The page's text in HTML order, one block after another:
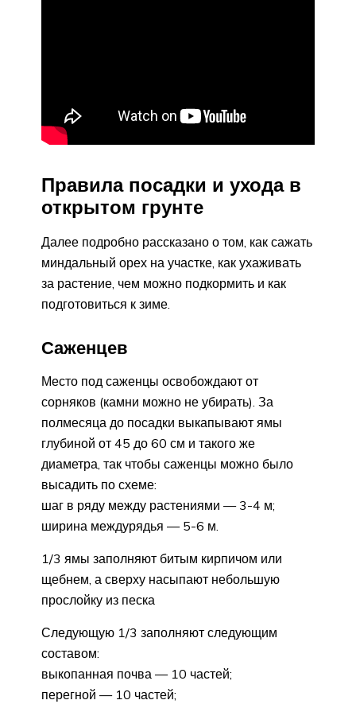
Правила посадки и ухода в
открытом грунте
Далее подробно рассказано о том, как сажать
миндальный орех на участке, как ухаживать
за растение, чем можно подкормить и как
подготовиться к зиме.
Саженцев
Место под саженцы освобождают от
сорняков (камни можно не убирать). За
полмесяца до посадки выкапывают ямы
глубиной от 45 до 60 см и такого же
диаметра, так чтобы саженцы можно было
высадить по схеме:
шаг в ряду между растениями — 3-4 м;
ширина междурядья — 5-6 м.
1/3 ямы заполняют битым кирпичом или
щебнем, а сверху насыпают небольшую
прослойку из песка
Следующую 1/3 заполняют следующим
составом:
выкопанная почва — 10 частей;
перегной — 10 частей;